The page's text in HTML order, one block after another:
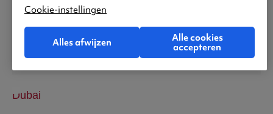
Dubai
Cookie-instellingen
Alles afwijzen
Alle cookies
accepteren